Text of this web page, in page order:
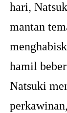
hari,
mantan
hamil
Natsuki